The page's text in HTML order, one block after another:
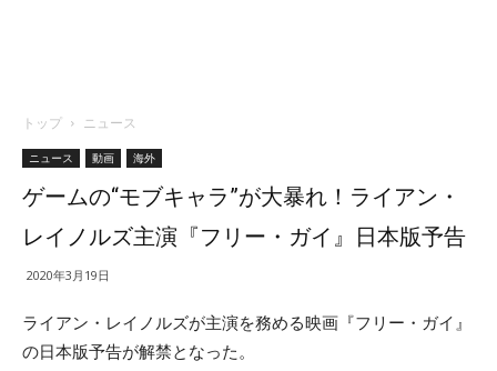
トップ ニュース
ニュース 動画 海外
ゲームの“モブキャラ”が大暴れ！ライアン・
レイノルズ主演『フリー・ガイ』日本版予告
2020年3月19日
ライアン・レイノルズが主演を務める映画『フリー・ガイ』
の日本版予告が解禁となった。